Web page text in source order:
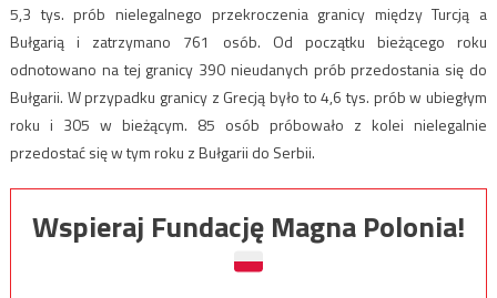
5,3 tys. prób nielegalnego przekroczenia granicy między Turcją a
Bułgarią i zatrzymano 761 osób. Od początku bieżącego roku
odnotowano na tej granicy 390 nieudanych prób przedostania się do
Bułgarii. W przypadku granicy z Grecją było to 4,6 tys. prób w ubiegłym
roku i 305 w bieżącym. 85 osób próbowało z kolei nielegalnie
przedostać się w tym roku z Bułgarii do Serbii.
Wspieraj Fundację Magna Polonia!